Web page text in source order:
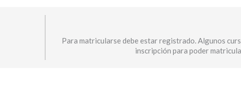
Para matricularse debe estar registrado. Algunos
inscripción para poder